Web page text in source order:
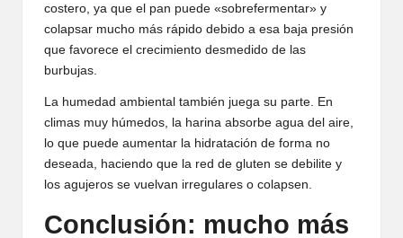
costero, ya que el pan puede «sobrefermentar» y
colapsar mucho más rápido debido a esa baja presión
que favorece el crecimiento desmedido de las
burbujas.
La humedad ambiental también juega su parte. En
climas muy húmedos, la harina absorbe agua del aire,
lo que puede aumentar la hidratación de forma no
deseada, haciendo que la red de gluten se debilite y
los agujeros se vuelvan irregulares o colapsen.
Conclusión: mucho más